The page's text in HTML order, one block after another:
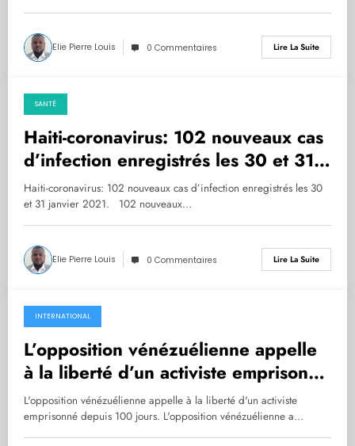
Elie Pierre Louis 0 Commentaires Lire La Suite
03.02.2021
SANTÉ
Haiti-coronavirus: 102 nouveaux cas
d’infection enregistrés les 30 et 31
janvier 2021.
Haiti-coronavirus: 102 nouveaux cas d’infection enregistrés les 30
et 31 janvier 2021. 102 nouveaux…
Elie Pierre Louis 0 Commentaires Lire La Suite
02.02.2021
INTERNATIONAL
L’opposition vénézuélienne appelle
à la liberté d’un activiste emprisonné
depuis 100 jours
L'opposition vénézuélienne appelle à la liberté d'un activiste
emprisonné depuis 100 jours. L'opposition vénézuélienne a…